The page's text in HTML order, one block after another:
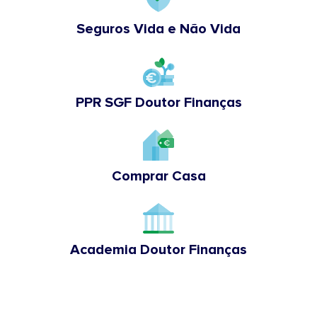
Seguros Vida e Não Vida
PPR SGF Doutor Finanças
Comprar Casa
Academia Doutor Finanças